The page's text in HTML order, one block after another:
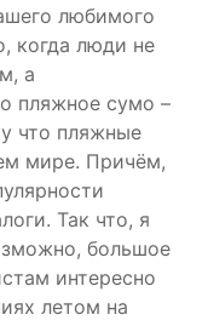
любимого
когда люди не
а
пляжное сумо –
что пляжные
мире. Причём,
Так что, я
большое
интересно
летом на